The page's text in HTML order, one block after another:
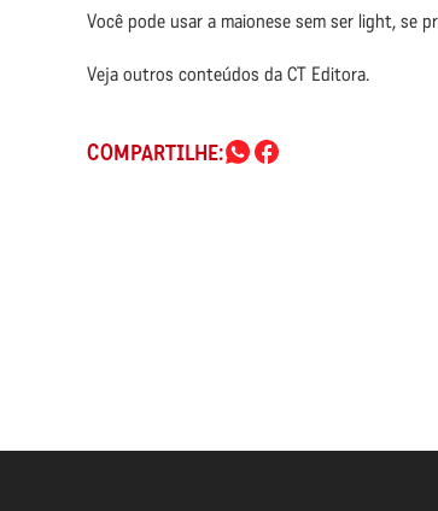
Você pode usar a maionese sem ser light, se
Veja outros conteúdos da CT Editora.
COMPARTILHE: